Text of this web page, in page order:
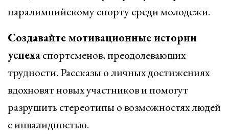
паралимпийскому спорту среди молодежи.
Создавайте мотивационные истории
успехаспортсменов, преодолевающих
трудности. Рассказы о личных достижениях
вдохновят новых участников и помогут
разрушить стереотипы о возможностях людей
с инвалидностью.